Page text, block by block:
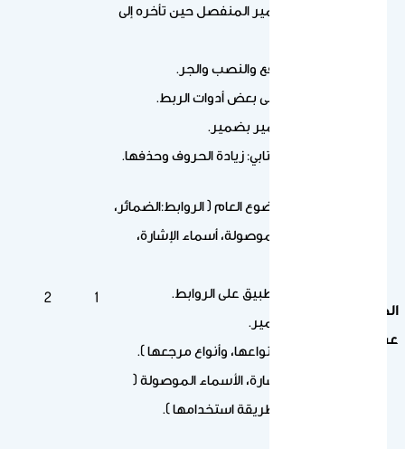
تحوّل الضمير المنفصل حين تأخره إلى
ضمائر الرفع والنصب والجر.
التمثيل على بعض أدوات الربط.
تأكيد الضمير بضمير.
الرسم الكتابي: زيادة الحروف وحذفها.
الحادي
عشر
اللغة:الموضوع العام ( الروابط:الضمائر،
الأسماء الموصولة، أسماء الإشارة،
والثاني:التطبيق على الروابط.
مرجع الضمير.
الضمائر ( أنواعها، وأنواع مرجعها ).
أسماء الإشارة، الأسماء الموصولة (
دلالتها، وطريقة استخدامها ).
2